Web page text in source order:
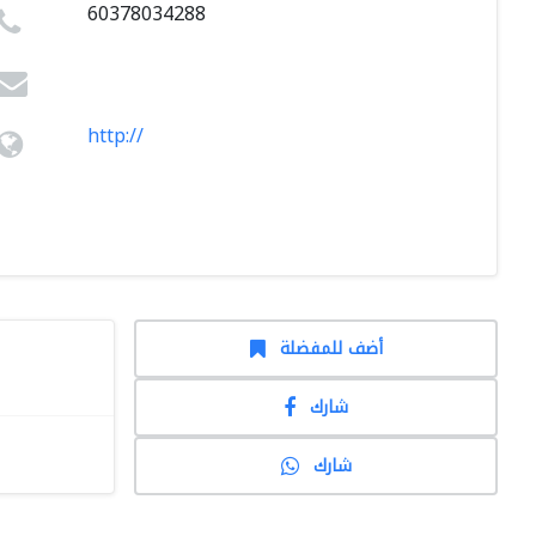
60378034288
http://
أضف للمفضلة
شارك
شارك